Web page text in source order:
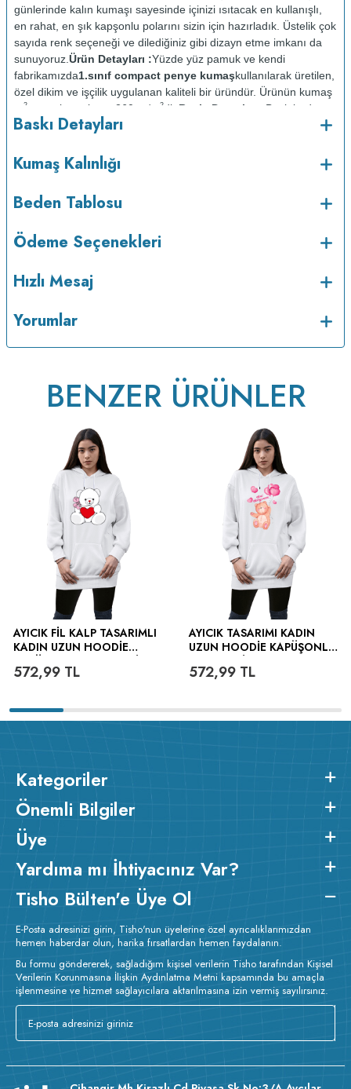
günlerinde kalın kumaşı sayesinde içinizi ısıtacak en kullanışlı,
en rahat, en şık kapşonlu polarını sizin için hazırladık. Üstelik çok
sayıda renk seçeneği ve dilediğiniz gibi dizayn etme imkanı da
sunuyoruz. Ürün Detayları :Yüzde yüz pamuk ve kendi
fabrikamızda1.sınıf compact penye kumaşkullanılarak üretilen,
özel dikim ve işçilik uygulanan kaliteli bir üründür. Ürünün kumaş
2 gramajı ortalama 260 gr/m 2 dir. Baskı Detayları : Baskılarda
kullanılan boyalar sertifikalı ve güvenlidir; insan sağlığına zarar
Kumaş Kalınlığı :
Bakım :Kısa programda maksimum 30
kurutulmaz.Orta ısıda ve tersten ütülenir.
v223.22
Baskı Detayları
Kumaş Kalınlığı
Beden Tablosu
Ödeme Seçenekleri
Hızlı Mesaj
Yorumlar
BENZER ÜRÜNLER
AYICIK FIL KALP TASARIMLI
KADIN UZUN HOODIE
572,99 TL
AYICIK TASARIMI KADIN
UZUN HOODIE KAPÜŞONLU
572,99TL
Kategoriler
Önemli Bilgiler
Üye
Yardıma mı İhtiyacınız Var?
Tisho Bülten'e Üye Ol
E-Posta adresinizi girin, Tisho'nun üyelerine özel ayrıcalıklarımızdan
hemen haberdar olun, harika fırsatlardan hemen faydalanın.
Bu formu göndererek, sağladığım kişisel verilerin Tisho tarafından Kişisel
Verilerin Korunmasına İlişkin Aydınlatma Metni kapsamında bu amaçla
işlenmesine ve hizmet sağlayıcılara aktarılmasına izin vermiş sayılırsınız.